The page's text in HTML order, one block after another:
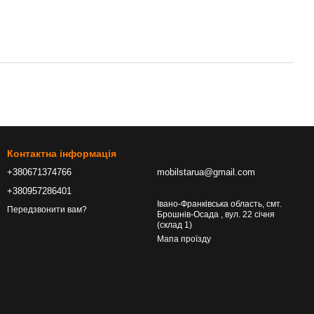
Контактна інформація
+380671374766
+380957286401
Передзвонити вам?
mobilstarua@gmail.com
Івано-Франківська область, смт.
Брошнів-Осада , вул. 22 січня
(склад 1)
Мапа проїзду